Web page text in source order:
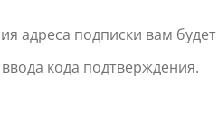
адреса подписки вам
кода подтверждения.